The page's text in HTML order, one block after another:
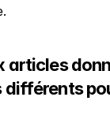
articles